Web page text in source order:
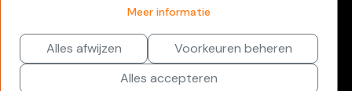
Meer informatie
Alles afwijzen
Voorkeuren beheren
Alles accepteren